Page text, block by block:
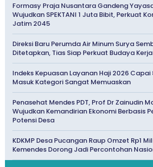
Formasy Praja Nusantara Gandeng
Wujudkan SPEKTANI 1 Juta Bibit, Perkuat
Jatim 2045
Direksi Baru Perumda Air Minum Surya
Ditetapkan, Tias Siap Perkuat Budaya
Indeks Kepuasan Layanan Haji 2026 Capai
Masuk Kategori Sangat Memuaskan
Penasehat Mendes PDT, Prof Dr Zainudin
Wujudkan Kemandirian Ekonomi Berbasis
Potensi Desa
KDKMP Desa Pucangan Raup Omzet Rp1
Kemendes Dorong Jadi Percontohan